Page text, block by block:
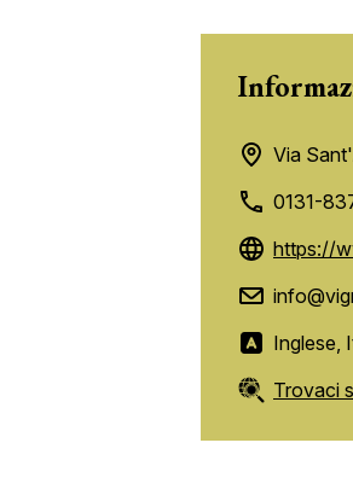
Via
0131-
https://
Inglese,
Trovaci